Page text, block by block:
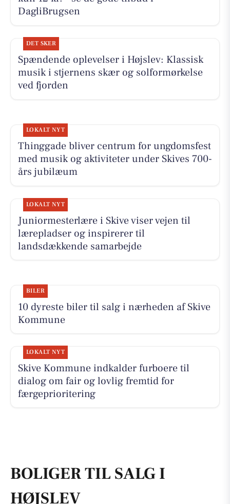
DagliBrugsen
DET SKER
Spændende oplevelser i Højslev: Klassisk
musik i stjernens skær og solformørkelse
ved fjorden
LOKALT NYT
Thinggade bliver centrum for ungdomsfest
med musik og aktiviteter under Skives 700-
års jubilæum
LOKALT NYT
Juniormesterlære i Skive viser vejen til
lærepladser og inspirerer til
landsdækkende samarbejde
BILER
10 dyreste biler til salg i nærheden af Skive
Kommune
LOKALT NYT
Skive Kommune indkalder furboere til
dialog om fair og lovlig fremtid for
færgeprioritering
BOLIGER TIL SALG I
HØJSLEV